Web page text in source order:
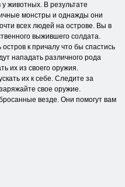
животных. В результате
монстры и однажды они
всех людей на острове. Вы в
выжившего солдата.
к причалу что бы спастись
нападать различного рода
их из своего оружия.
их к себе. Следите за
свое оружие.
везде. Они помогут вам